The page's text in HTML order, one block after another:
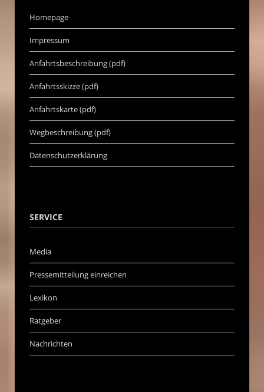
Homepage
Impressum
Anfahrtsbeschreibung (pdf)
Anfahrtsskizze (pdf)
Anfahrtskarte (pdf)
Wegbeschreibung (pdf)
Datenschutzerklärung
SERVICE
Media
Pressemitteilung einreichen
Lexikon
Ratgeber
Nachrichten